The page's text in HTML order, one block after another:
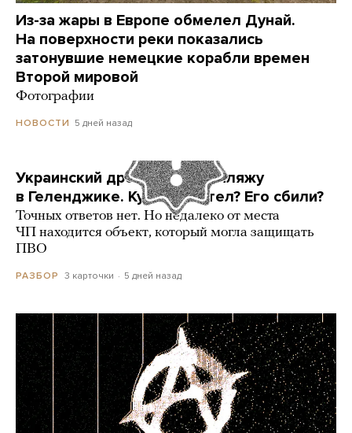
Из-за жары в Европе обмелел Дунай.
На поверхности реки показались
затонувшие немецкие корабли времен
Второй мировой
Фотографии
НОВОСТИ 5 дней назад
Украинский дрон попал по пляжу
в Геленджике. Куда он летел? Его сбили?
Точных ответов нет. Но недалеко от места
ЧП находится объект, который могла защищать
ПВО
РАЗБОР 3 карточки 5 дней назад